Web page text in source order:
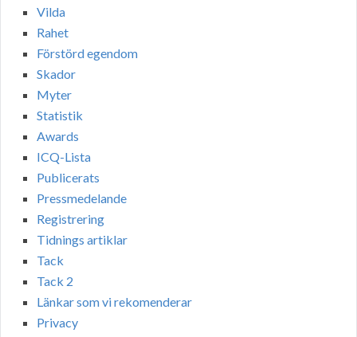
Vilda
Rahet
Förstörd egendom
Skador
Myter
Statistik
Awards
ICQ-Lista
Publicerats
Pressmedelande
Registrering
Tidnings artiklar
Tack
Tack 2
Länkar som vi rekomenderar
Privacy